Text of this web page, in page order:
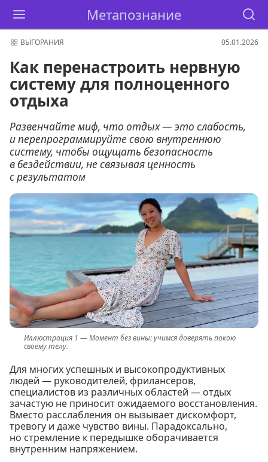
Метапознание
ВЫГОРАНИЯ 05.01.2026
Как перенастроить нервную
систему для полноценного
отдыха
Развенчайте миф, что отдых — это слабость,
и перепрограммируйте свою внутреннюю
систему, чтобы ощущать безопасность
в бездействии, не связывая ценность
с результатом
Момент без вины: учимся доверять покою
своему телу.
Для многих успешных и высокопродуктивных
людей — руководителей, фрилансеров,
специалистов из различных областей — отдых
зачастую не приносит ожидаемого восстановления.
Вместо расслабления он вызывает дискомфорт,
тревогу и даже чувство вины. Парадоксально,
но стремление к передышке оборачивается
внутренним напряжением.